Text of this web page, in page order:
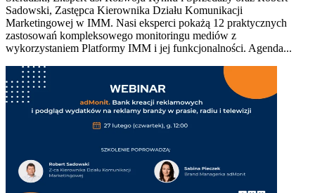
Sadowski, Zastępca Kierownika Działu Komunikacji
Marketingowej w IMM. Nasi eksperci pokażą 12 praktycznych
zastosowań kompleksowego monitoringu mediów z
wykorzystaniem Platformy IMM i jej funkcjonalności. Agenda...